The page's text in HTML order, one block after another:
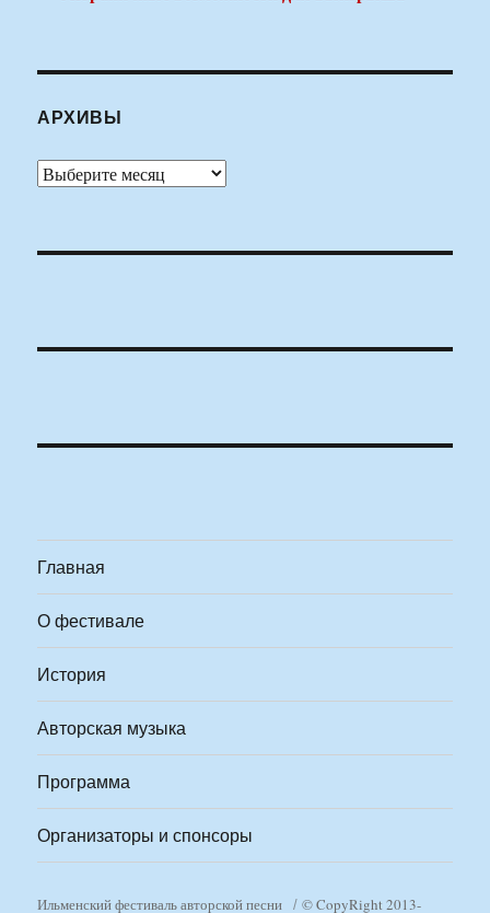
АРХИВЫ
Архивы
Главная
О фестивале
История
Авторская музыка
Программа
Организаторы и спонсоры
Ильменский фестиваль авторской песни © CopyRight 2013-